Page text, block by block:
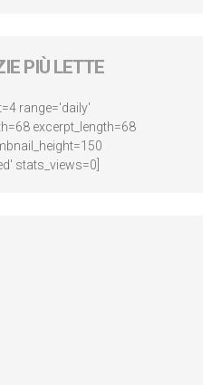
PIÙ LETTE
range='daily'
excerpt_length=68
stats_views=0]